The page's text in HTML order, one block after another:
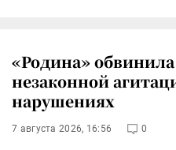
«Родина»
незаконной
нарушениях
7 августа 2026, 16:56 0